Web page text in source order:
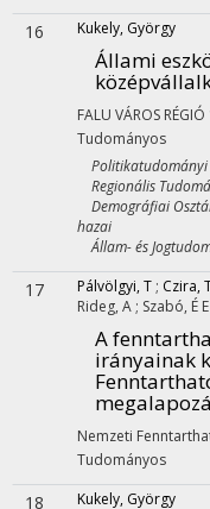
16 Kukely, György
Állami
FALU VÁROS RÉGIÓ
Tudományos
Politikatudományi
Regionális
Demográfiai
hazai
Állam- és
17 Pálvölgyi, T ; Czira,
Rideg, A ; Szabó, É E
A
irányainak
Nemzeti
Tudományos
18 Kukely, György